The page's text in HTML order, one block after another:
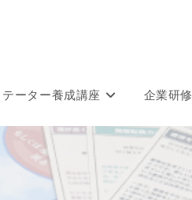
ーター養成講座 企業研修